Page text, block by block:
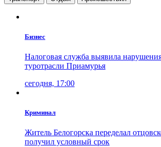
Бизнес
Налоговая служба выявила
туротрасли Приамурья
сегодня, 17:00
Криминал
Житель Белогорска переделал
получил условный срок